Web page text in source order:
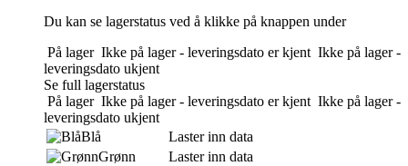
Du kan se lagerstatus ved å klikke på knappen under
På lager Ikke på lager - leveringsdato er kjent Ikke på lager -
leveringsdato ukjent
Se full lagerstatus
På lager Ikke på lager - leveringsdato er kjent Ikke på lager -
leveringsdato ukjent
Blå
Laster inn data
Grønn
Laster inn data